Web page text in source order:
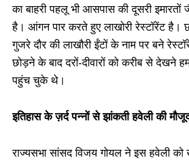
का बाहरी पहलू भी आसपास की दूसरी इमारतों
है। आंगन पार करते हुए लाखोरी रेस्टॉरेंट है।
गुजरे दौर की लाखौरी ईंटों के नाम पर बने
छोड़ने के बाद दरों-दीवारों को करीब से देखने
पहुंच चुके थे।
इतिहास के ज़र्द पन्नों से झांकती हवेली की
राज्यसभा सांसद विजय गोयल ने इस हवेली को